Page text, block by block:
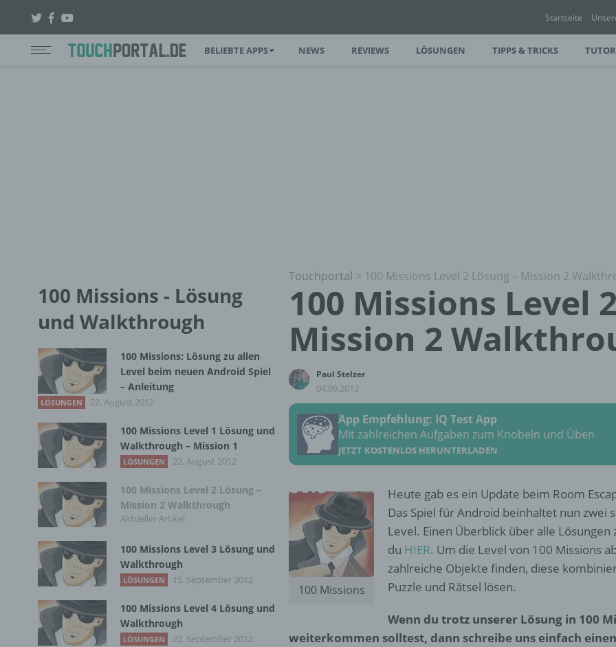
Startseite
BELIEBTE APPS NEWS REVIEWS LÖSUNGEN TIPPS & TRICKS
Touchportal > 100 Missions Level 2 Lösung – Mission 2
100 Missions Level
Mission 2
Paul Stelzer
04.09.2012
App Empfehlung: IQ Test App
Mit zahlreichen Aufgaben zum Knobeln und Üben
JETZT KOSTENLOS HERUNTERLADEN
100 Missions
Heute gab es ein Update beim Room
Das Spiel für Android beinhaltet nun zwei
Level. Einen Überblick über alle
du HIER. Um die Level von 100 Missions
zahlreiche Objekte finden, diese
Puzzle und Rätsel lösen.
Wenn du trotz unserer Lösung in 100
weiterkommen solltest, dann schreibe uns einfach
100 Missions - Lösung
und Walkthrough
100 Missions: Lösung zu allen
Level beim neuen Android Spiel
– Anleitung
LÖSUNGEN 22. August 2012
100 Missions Level 1 Lösung und
Walkthrough – Mission 1
LÖSUNGEN 22. August 2012
100 Missions Level 2 Lösung –
Mission 2 Walkthrough
Aktueller Artikel
100 Missions Level 3 Lösung und
Walkthrough
LÖSUNGEN 15. September 2012
100 Missions Level 4 Lösung und
Walkthrough
LÖSUNGEN 22. September 2012